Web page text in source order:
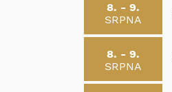
8. - 9.
SRPNA
8. - 9.
SRPNA